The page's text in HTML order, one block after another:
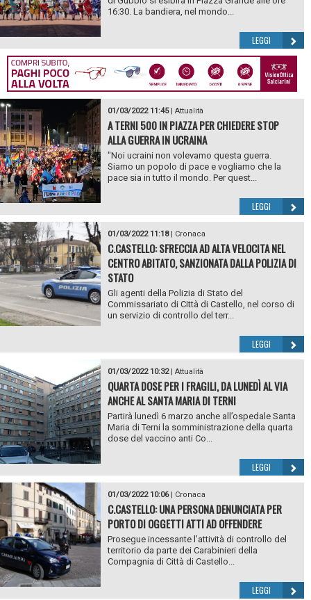
16:30. La bandiera, nel mondo...
LEGGI
01/03/2022 11:45| Attualità
A TERNI 500 IN PIAZZA PER CHIEDERE STOP
ALLA GUERRA IN UCRAINA
"Noi ucraini non volevamo questa guerra.
Siamo un popolo di pace e vogliamo che la
pace sia in tutto il mondo. Per quest...
LEGGI
01/03/2022 11:18| Cronaca
C.CASTELLO: SFRECCIA AD ALTA VELOCITA NEL
CENTRO ABITATO, SANZIONATA DALLA POLIZIA DI
STATO
Gli agenti della Polizia di Stato del
Commissariato di Città di Castello, nel corso di
un servizio di controllo del terr...
LEGGI
01/03/2022 10:32| Attualità
QUARTA DOSE PER I FRAGILI, DA LUNEDÌ AL VIA
ANCHE AL SANTA MARIA DI TERNI
Partirà lunedì 6 marzo anche all’ospedale Santa
Maria di Terni la somministrazione della quarta
dose del vaccino anti Co...
LEGGI
01/03/2022 10:06| Cronaca
C.CASTELLO: UNA PERSONA DENUNCIATA PER
PORTO DI OGGETTI ATTI AD OFFENDERE
Prosegue incessante l’attività di controllo del
territorio da parte dei Carabinieri della
Compagnia di Città di Castello...
LEGGI